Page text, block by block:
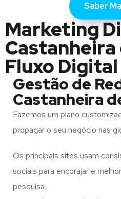
Saber
Marketing
Castanheira
Fluxo Digital
Gestão de
Castanheira
Fazemos um plano
propagar o seu negócio nas
Os principais sites usam
sociais para encorajar e
pesquisa.